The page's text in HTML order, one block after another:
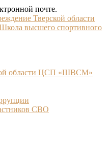
почте.
Тверской области
высшего спортивного
области ЦСП «ШВСМ»
СВО